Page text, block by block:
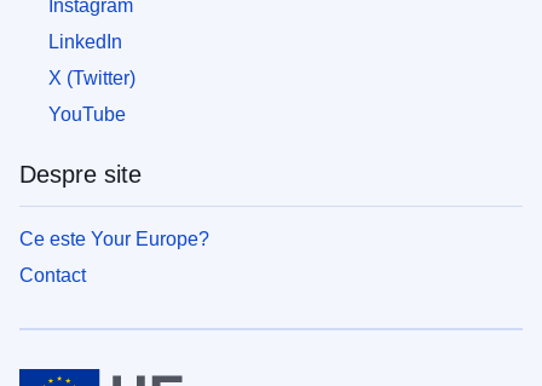
Instagram
LinkedIn
X (Twitter)
YouTube
Despre site
Ce este Your Europe?
Contact